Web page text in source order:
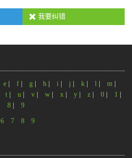
我要纠错
e f g h i j k l m
t u v w x y z 0 1
8 9
6 7 8 9